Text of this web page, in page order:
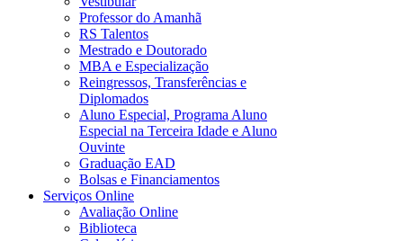
Professor do Amanhã
RS Talentos
Mestrado e Doutorado
MBA e Especialização
Reingressos, Transferências e
Diplomados
Aluno Especial, Programa Aluno
Especial na Terceira Idade e Aluno
Ouvinte
Graduação EAD
Bolsas e Financiamentos
Serviços Online
Avaliação Online
Biblioteca